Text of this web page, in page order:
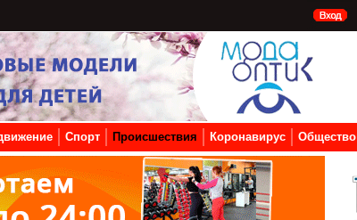
Спорт Происшествия Коронавирус Общество